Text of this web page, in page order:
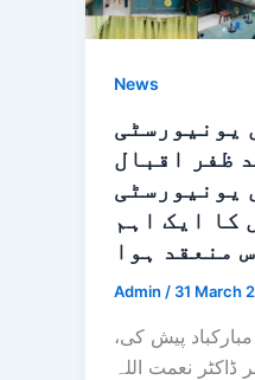
News
یونیورسٹی
ظفر اقبال
یونیورسٹی
کا ایک اہم
منعقد ہوا
Admin / 31 March
پیش کی،
نعمت اللہ